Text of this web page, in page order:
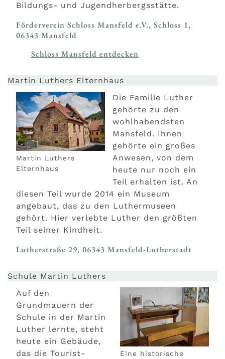
Bildungs- und Jugendherbergsstätte.
Förderverein Schloss Mansfeld e.V., Schloss 1,
06343 Mansfeld
Schloss Mansfeld entdecken
Martin Luthers Elternhaus
Martin Luthers
Elternhaus
Die Familie Luther
gehörte zu den
wohlhabendsten
Mansfeld. Ihnen
gehörte ein großes
Anwesen, von dem
heute nur noch ein
Teil erhalten ist. An
diesen Teil wurde 2014 ein Museum
angebaut, das zu den Luthermuseen
gehört. Hier verlebte Luther den größten
Teil seiner Kindheit.
Lutherstraße 29, 06343 Mansfeld-Lutherstadt
Schule Martin Luthers
Eine historische
Auf den
Grundmauern der
Schule in der Martin
Luther lernte, steht
heute ein Gebäude,
das die Tourist-